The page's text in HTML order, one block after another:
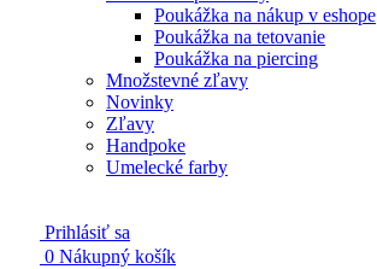
Poukážka na nákup v eshope
Poukážka na tetovanie
Poukážka na piercing
Množstevné zľavy
Novinky
Zľavy
Handpoke
Umelecké farby
Prihlásiť sa
0 Nákupný košík